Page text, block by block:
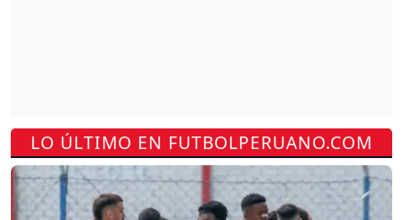
LO ÚLTIMO EN FUTBOLPERUANO.COM